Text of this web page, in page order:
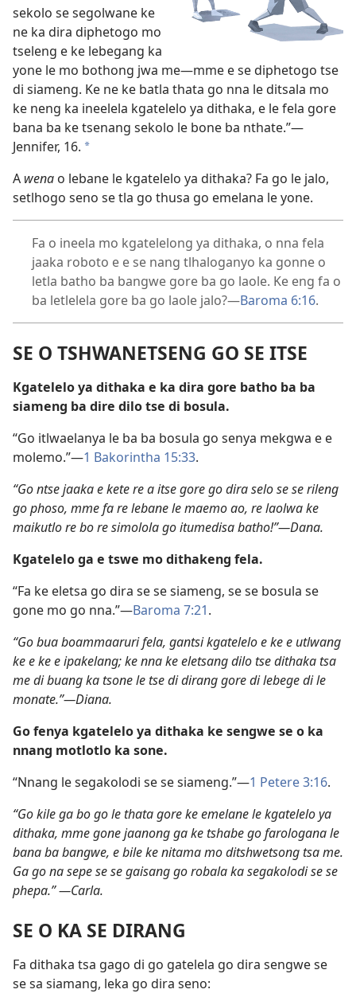
sekolo se segolwane ke
ne ka dira diphetogo mo
tseleng e ke lebegang ka
yone le mo bothong jwa me—mme e se diphetogo tse
di siameng. Ke ne ke batla thata go nna le ditsala mo
ke neng ka ineelela kgatelelo ya dithaka, e le fela gore
bana ba ke tsenang sekolo le bone ba nthate.”—
Jennifer, 16. *
A wena o lebane le kgatelelo ya dithaka? Fa go le jalo,
setlhogo seno se tla go thusa go emelana le yone.
Fa o ineela mo kgatelelong ya dithaka, o nna fela
jaaka roboto e e se nang tlhaloganyo ka gonne o
letla batho ba bangwe gore ba go laole. Ke eng fa o
ba letlelela gore ba go laole jalo?—Baroma 6:16.
SE O TSHWANETSENG GO SE ITSE
Kgatelelo ya dithaka e ka dira gore batho ba ba
siameng ba dire dilo tse di bosula.
“Go itlwaelanya le ba ba bosula go senya mekgwa e e
molemo.”—1 Bakorintha 15:33.
“Go ntse jaaka e kete re a itse gore go dira selo se se rileng
go phoso, mme fa re lebane le maemo ao, re laolwa ke
maikutlo re bo re simolola go itumedisa batho!”—Dana.
Kgatelelo ga e tswe mo dithakeng fela.
“Fa ke eletsa go dira se se siameng, se se bosula se
gone mo go nna.”—Baroma 7:21.
“Go bua boammaaruri fela, gantsi kgatelelo e ke e utlwang
ke e ke e ipakelang; ke nna ke eletsang dilo tse dithaka tsa
me di buang ka tsone le tse di dirang gore di lebege di le
monate.”—Diana.
Go fenya kgatelelo ya dithaka ke sengwe se o ka
nnang motlotlo ka sone.
“Nnang le segakolodi se se siameng.”—1 Petere 3:16.
“Go kile ga bo go le thata gore ke emelane le kgatelelo ya
dithaka, mme gone jaanong ga ke tshabe go farologana le
bana ba bangwe, e bile ke nitama mo ditshwetsong tsa me.
Ga go na sepe se se gaisang go robala ka segakolodi se se
phepa.” —Carla.
SE O KA SE DIRANG
Fa dithaka tsa gago di go gatelela go dira sengwe se
se sa siamang, leka go dira seno: